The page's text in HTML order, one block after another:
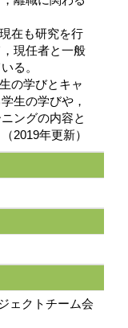
在も研究を行
現任者と一般
る。
の学びとキャ
生の学びや，
ングの内容と
2019年更新）
ェクトチーム会